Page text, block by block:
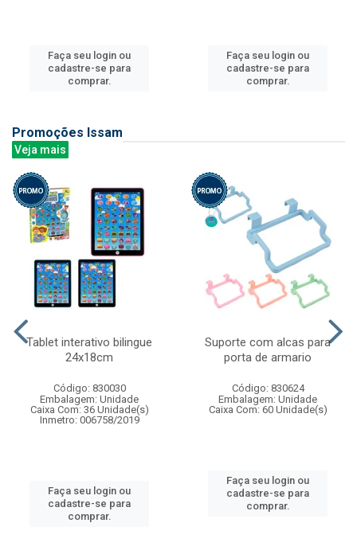
Faça seu login ou
cadastre-se para
comprar.
Faça seu login ou
cadastre-se para
comprar.
Promoções Issam
Veja mais
Tablet interativo bilingue
24x18cm
Código: 830030
Embalagem: Unidade
Caixa Com: 36 Unidade(s)
Inmetro: 006758/2019
Faça seu login ou
cadastre-se para
comprar.
Suporte com alcas para
porta de armario
Código: 830624
Embalagem: Unidade
Caixa Com: 60 Unidade(s)
Faça seu login ou
cadastre-se para
comprar.